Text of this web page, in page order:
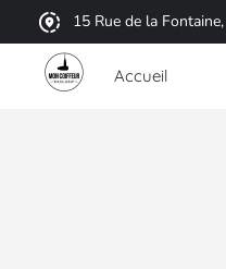
15 Rue de la
Accueil